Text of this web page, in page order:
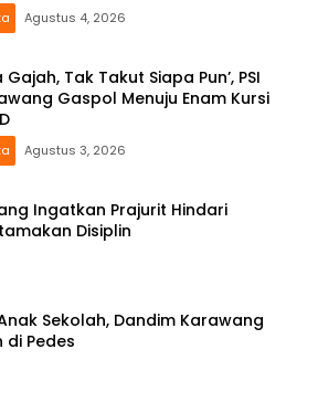
Agustus 4, 2026
Gajah, Tak Takut Siapa Pun’, PSI
Gaspol Menuju Enam Kursi
Agustus 3, 2026
Ingatkan Prajurit Hindari
Disiplin
Sekolah, Dandim Karawang
Pedes